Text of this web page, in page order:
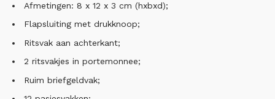
Afmetingen: 8 x 12 x 3 cm (hxbxd);
Flapsluiting met drukknoop;
Ritsvak aan achterkant;
2 ritsvakjes in portemonnee;
Ruim briefgeldvak;